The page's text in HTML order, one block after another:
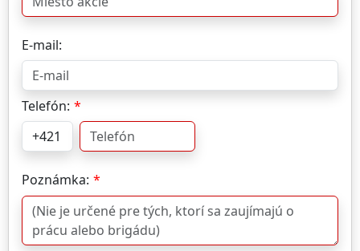
E-mail:
Telefón:
Poznámka: